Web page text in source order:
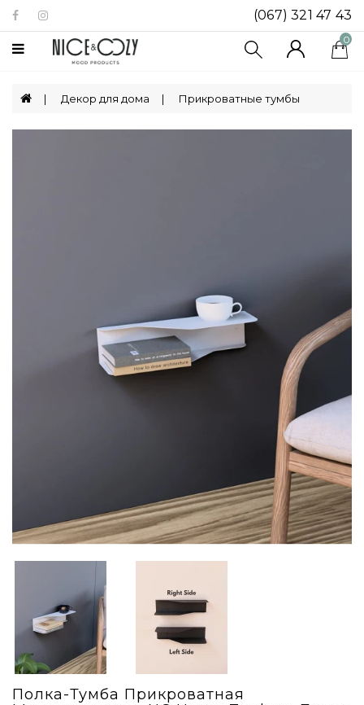
(067) 321 47 43
Категории
Посуда
0
Декор для дома Прикроватные тумбы
Полка-Тумба Прикроватная